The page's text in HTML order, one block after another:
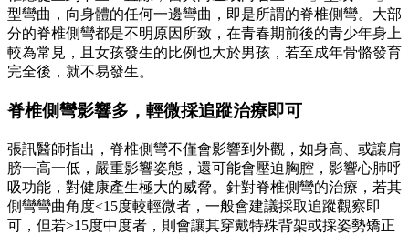
型彎曲，向身體的任何一邊彎曲，即是所謂的脊椎側彎。大部
分的脊椎側彎都是不明原因所致，在青春期前後的青少年身上
較為常見，且女孩發生的比例也大於男孩，若至成年骨骼發育
完全後，就不易發生。
脊椎側彎影響多，輕微採追蹤治療即可
張訊醫師指出，脊椎側彎不僅會影響到外觀，如身高、或讓肩
膀一高一低，嚴重影響姿態，還可能會壓迫胸腔，影響心肺呼
吸功能，對健康產生極大的威脅。針對脊椎側彎的治療，若其
側彎彎曲角度<15度較輕微者，一般會建議採取追蹤觀察即
可，但若>15度中度者，則會讓其穿戴特殊背架或採姿勢矯正